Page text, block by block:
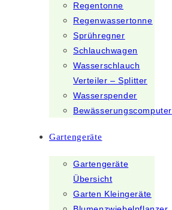
Regentonne
Regenwassertonne
Sprühregner
Schlauchwagen
Wasserschlauch
Verteiler – Splitter
Wasserspender
Bewässerungscomputer
Gartengeräte
Gartengeräte
Übersicht
Garten Kleingeräte